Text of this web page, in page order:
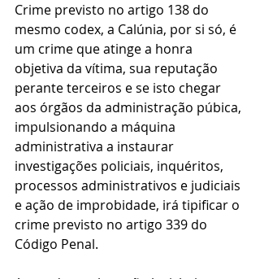
Crime previsto no artigo 138 do
mesmo codex, a Calúnia, por si só, é
um crime que atinge a honra
objetiva da vítima, sua reputação
perante terceiros e se isto chegar
aos órgãos da administração púbica,
impulsionando a máquina
administrativa a instaurar
investigações policiais, inquéritos,
processos administrativos e judiciais
e ação de improbidade, irá tipificar o
crime previsto no artigo 339 do
Código Penal.